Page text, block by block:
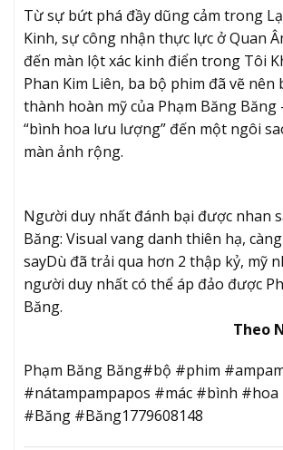
Từ sự bứt phá đầy dũng cảm trong
Kinh, sự công nhận thực lực ở Quan
đến màn lột xác kinh điển trong Tôi
Phan Kim Liên, ba bộ phim đã vẽ
thành hoàn mỹ của Phạm Băng
“bình hoa lưu lượng” đến một ngôi
màn ảnh rộng.
Người duy nhất đánh bại được nhan
Băng: Visual vang danh thiên hạ,
sayDù đã trải qua hơn 2 thập kỷ, mỹ
người duy nhất có thể áp đảo được
Băng.
Theo
Phạm Băng Băng#bộ #phim
#nátampampapos #mác #bình #hoa
#Băng #Băng1779608148